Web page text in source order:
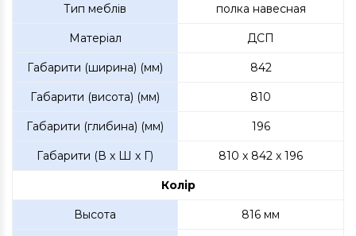
Тип меблів полка навесная
Матеріал ДСП
Габарити (ширина) (мм) 842
Габарити (висота) (мм) 810
Габарити (глибина) (мм) 196
Габарити (В х Ш х Г) 810 x 842 x 196
Колір
Высота 816 мм